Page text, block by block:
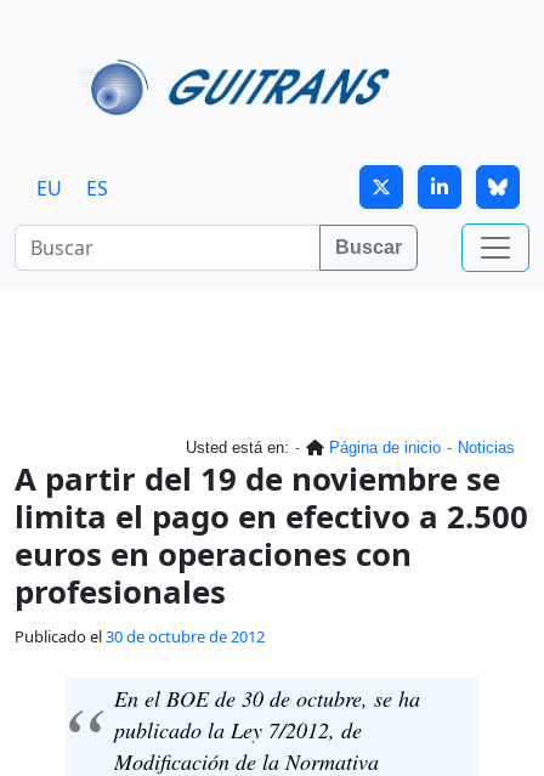
EU ES
Buscar
Usted está en: Página de inicio Noticias
A partir del 19 de noviembre se
limita el pago en efectivo a 2.500
euros en operaciones con
profesionales
Publicado el30 de octubre de 2012
En el BOE de 30 de octubre, se ha
publicado la Ley 7/2012, de
Modificación de la Normativa